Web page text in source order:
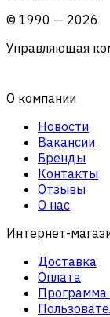
© 1990 — 2026
Управляющая
О компании
Новости
Вакансии
Бренды
Контакты
Отзывы
О нас
Интернет-
Доставка
Оплата
Программа